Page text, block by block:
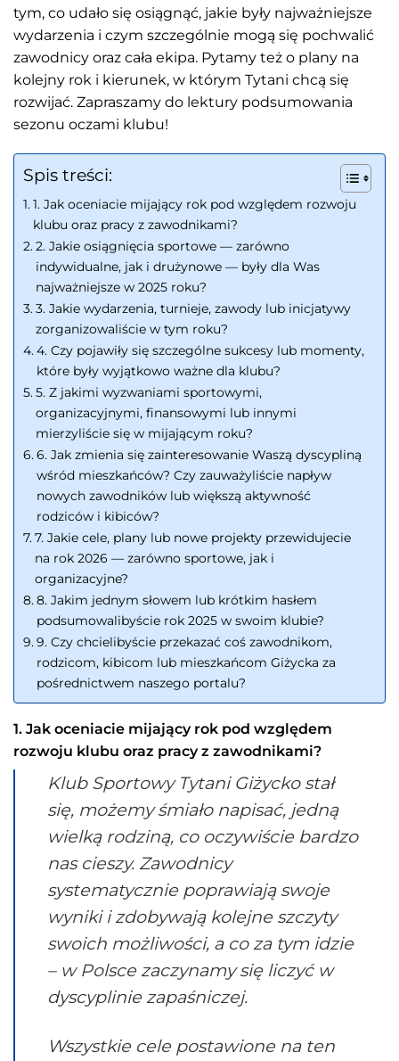
tym, co udało się osiągnąć, jakie były najważniejsze
wydarzenia i czym szczególnie mogą się pochwalić
zawodnicy oraz cała ekipa. Pytamy też o plany na
kolejny rok i kierunek, w którym Tytani chcą się
rozwijać. Zapraszamy do lektury podsumowania
sezonu oczami klubu!
Spis treści:
1. Jak oceniacie mijający rok pod względem rozwoju
klubu oraz pracy z zawodnikami?
2. Jakie osiągnięcia sportowe — zarówno
indywidualne, jak i drużynowe — były dla Was
najważniejsze w 2025 roku?
3. Jakie wydarzenia, turnieje, zawody lub inicjatywy
zorganizowaliście w tym roku?
4. Czy pojawiły się szczególne sukcesy lub momenty,
które były wyjątkowo ważne dla klubu?
5. Z jakimi wyzwaniami sportowymi,
organizacyjnymi, finansowymi lub innymi
mierzyliście się w mijającym roku?
6. Jak zmienia się zainteresowanie Waszą dyscypliną
wśród mieszkańców? Czy zauważyliście napływ
nowych zawodników lub większą aktywność
rodziców i kibiców?
7. Jakie cele, plany lub nowe projekty przewidujecie
na rok 2026 — zarówno sportowe, jak i
organizacyjne?
8. Jakim jednym słowem lub krótkim hasłem
podsumowalibyście rok 2025 w swoim klubie?
9. Czy chcielibyście przekazać coś zawodnikom,
rodzicom, kibicom lub mieszkańcom Giżycka za
pośrednictwem naszego portalu?
1. Jak oceniacie mijający rok pod względem
rozwoju klubu oraz pracy z zawodnikami?
Klub Sportowy Tytani Giżycko stał
się, możemy śmiało napisać, jedną
wielką rodziną, co oczywiście bardzo
nas cieszy. Zawodnicy
systematycznie poprawiają swoje
wyniki i zdobywają kolejne szczyty
swoich możliwości, a co za tym idzie
– w Polsce zaczynamy się liczyć w
dyscyplinie zapaśniczej.
Wszystkie cele postawione na ten